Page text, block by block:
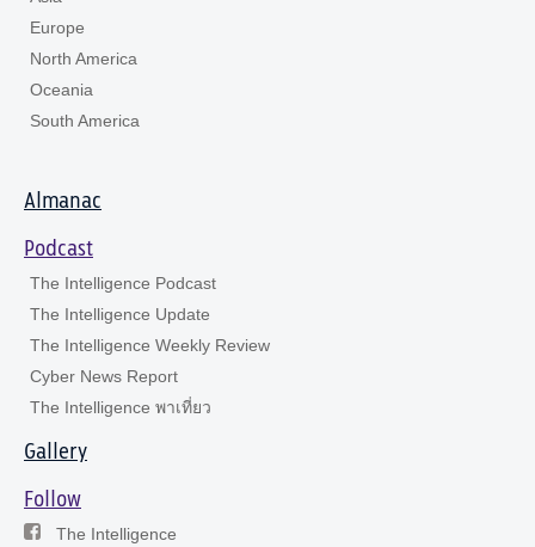
Europe
North America
Oceania
South America
Almanac
Podcast
The Intelligence Podcast
The Intelligence Update
The Intelligence Weekly Review
Cyber News Report
The Intelligence พาเที่ยว
Gallery
Follow
The Intelligence